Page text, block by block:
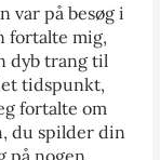
var på besøg i
fortalte mig,
dyb trang til
tidspunkt,
fortalte om
du spilder din
på nogen,